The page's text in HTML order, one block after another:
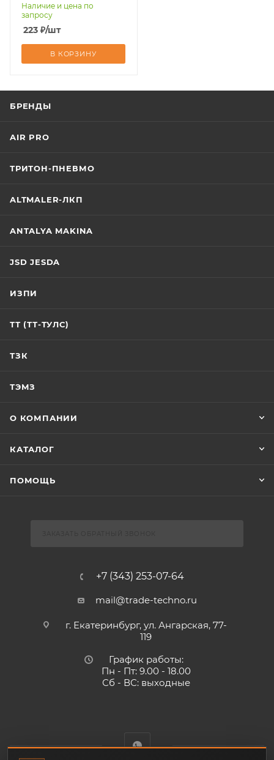
Наличие и цена по
запросу
223 ₽/шт
В КОРЗИНУ
БРЕНДЫ
AIR PRO
ТРИТОН-ПНЕВМО
ALTMALER-ЛКП
ANTALYA MAKINA
JSD JESDA
ИЗПИ
ТТ (ТТ-ТУЛС)
ТЗК
ТЭМЗ
О КОМПАНИИ
КАТАЛОГ
ПОМОЩЬ
+7 (343) 253-07-64
mail@trade-techno.ru
г. Екатеринбург, ул. Ангарская, 77-
119
График работы:
Пн - Пт: 9.00 - 18.00
Сб - ВС: выходные